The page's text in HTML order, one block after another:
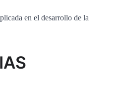
en el desarrollo de la